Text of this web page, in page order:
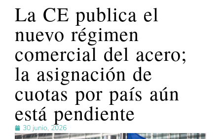
La CE publica el
nuevo régimen
comercial del acero;
la asignación de
cuotas por país aún
está pendiente
30 junio, 2026